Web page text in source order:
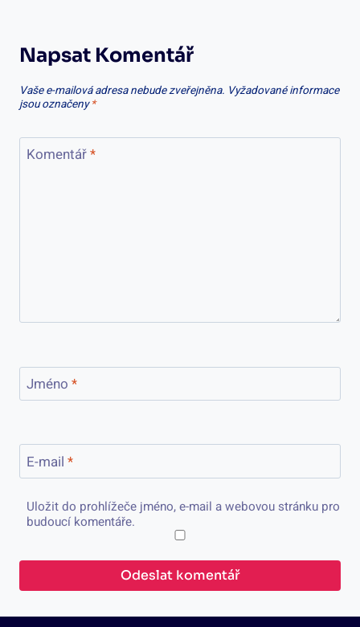
Napsat Komentář
Vaše e-mailová adresa nebude zveřejněna. Vyžadované informace
jsou označeny*
Komentář*
Jméno *
E-mail *
Uložit do prohlížeče jméno, e-mail a webovou stránku pro
budoucí komentáře.